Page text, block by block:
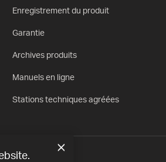
Enregistrement du produit
Garantie
Archives produits
Manuels en ligne
Stations techniques agréées